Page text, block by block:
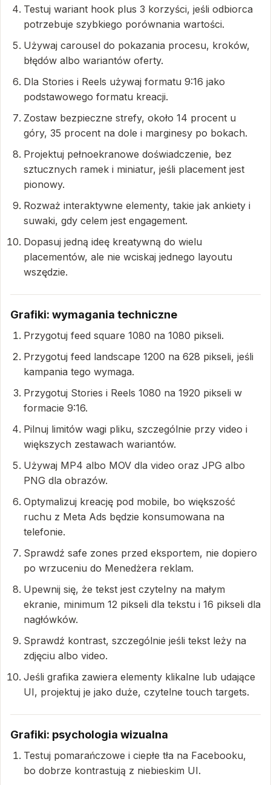
Testuj wariant hook plus 3 korzyści, jeśli odbiorca
potrzebuje szybkiego porównania wartości.
Używaj carousel do pokazania procesu, kroków,
błędów albo wariantów oferty.
Dla Stories i Reels używaj formatu 9:16 jako
podstawowego formatu kreacji.
Zostaw bezpieczne strefy, około 14 procent u
góry, 35 procent na dole i marginesy po bokach.
Projektuj pełnoekranowe doświadczenie, bez
sztucznych ramek i miniatur, jeśli placement jest
pionowy.
Rozważ interaktywne elementy, takie jak ankiety i
suwaki, gdy celem jest engagement.
Dopasuj jedną ideę kreatywną do wielu
placementów, ale nie wciskaj jednego layoutu
wszędzie.
Grafiki: wymagania techniczne
Przygotuj feed square 1080 na 1080 pikseli.
Przygotuj feed landscape 1200 na 628 pikseli, jeśli
kampania tego wymaga.
Przygotuj Stories i Reels 1080 na 1920 pikseli w
formacie 9:16.
Pilnuj limitów wagi pliku, szczególnie przy video i
większych zestawach wariantów.
Używaj MP4 albo MOV dla video oraz JPG albo
PNG dla obrazów.
Optymalizuj kreację pod mobile, bo większość
ruchu z Meta Ads będzie konsumowana na
telefonie.
Sprawdź safe zones przed eksportem, nie dopiero
po wrzuceniu do Menedżera reklam.
Upewnij się, że tekst jest czytelny na małym
ekranie, minimum 12 pikseli dla tekstu i 16 pikseli dla
nagłówków.
Sprawdź kontrast, szczególnie jeśli tekst leży na
zdjęciu albo video.
Jeśli grafika zawiera elementy klikalne lub udające
UI, projektuj je jako duże, czytelne touch targets.
Grafiki: psychologia wizualna
Testuj pomarańczowe i ciepłe tła na Facebooku,
bo dobrze kontrastują z niebieskim UI.